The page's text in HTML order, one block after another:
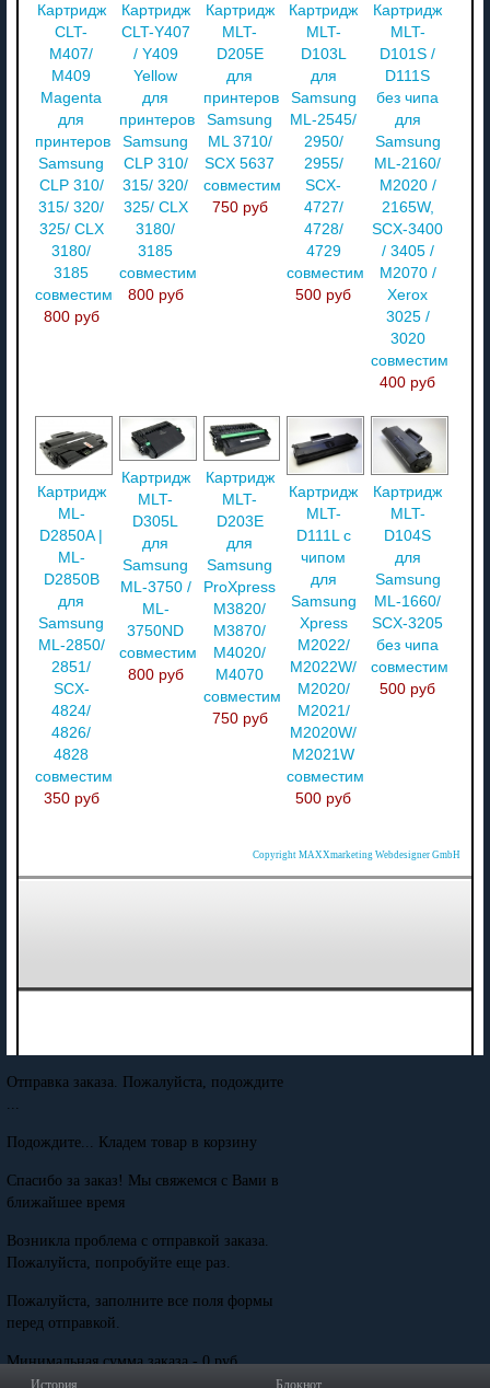
Картридж
CLT-
M407/
M409
Magenta
для
принтеров
Samsung
CLP 310/
315/ 320/
325/ CLX
3180/
3185
совместимый
800 руб
Картридж
CLT-Y407
/ Y409
Yellow
для
принтеров
Samsung
CLP 310/
315/ 320/
325/ CLX
3180/
3185
совместимый
800 руб
Картридж
MLT-
D205E
для
принтеров
Samsung
ML 3710/
SCX 5637
совместимый
750 руб
Картридж
MLT-
D103L
для
Samsung
ML-2545/
2950/
2955/
SCX-
4727/
4728/
4729
совместимый
500 руб
Картридж
MLT-
D101S /
D111S
без чипа
для
Samsung
ML-2160/
M2020 /
2165W,
SCX-3400
/ 3405 /
M2070 /
Xerox
3025 /
3020
совместимый
400 руб
Картридж
ML-
D2850A |
ML-
D2850B
для
Samsung
ML-2850/
2851/
SCX-
4824/
4826/
4828
совместимый
350 руб
Картридж
MLT-
D305L
для
Samsung
ML-3750 /
ML-
3750ND
совместимый
800 руб
Картридж
MLT-
D203E
для
Samsung
ProXpress
M3820/
M3870/
M4020/
M4070
совместимый
750 руб
Картридж
MLT-
D111L с
чипом
для
Samsung
Xpress
M2022/
M2022W/
M2020/
M2021/
M2020W/
M2021W
совместимый
500 руб
Картридж
MLT-
D104S
для
Samsung
ML-1660/
SCX-3205
без чипа
совместимый
500 руб
Copyright MAXXmarketing Webdesigner GmbH
История Блокнот
Отправка заказа. Пожалуйста, подождите
Подождите... Кладем товар в корзину
Спасибо за заказ! Мы свяжемся с Вами в
ближайшее время
Возникла проблема с отправкой заказа.
Пожалуйста, попробуйте еще раз.
Пожалуйста, заполните все поля формы
перед отправкой.
Минимальная сумма заказа - 0 руб.